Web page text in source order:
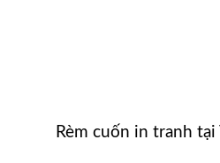
Rèm cuốn in tranh tại